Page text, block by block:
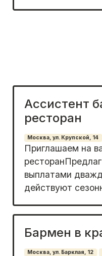
Ассистент
ресторан
Москва, ул. Крупской, 14
Приглашаем на
выплатами
действуют
Бармен в
Москва, ул. Барклая, 12